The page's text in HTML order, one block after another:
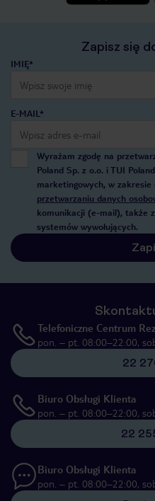
Zapisz się
IMIĘ*
E-MAIL*
Wyrażam zgodę na
Poland Sp. z o.o. i TUI
marketingowych, w
przetwarzaniu danych
komunikacji (e-mail), także
systemów wywołujących.
Telefoniczne Centrum
pon. – pt. 08:00–22:00,
22
Biuro Obsługi Klienta
pon. – pt. 08:00–22:00,
22
Biuro Obsługi Klienta
pon. – pt. 08:00–22:00,